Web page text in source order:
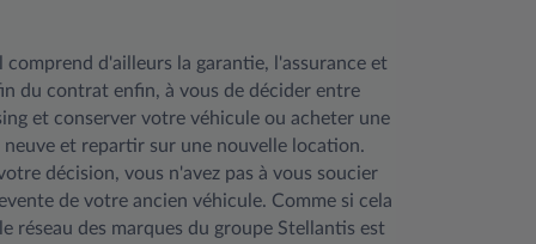
comprend d'ailleurs la garantie, l'assurance et
du contrat enfin, à vous de décider entre
et conserver votre véhicule ou acheter une
et repartir sur une nouvelle location.
décision, vous n'avez pas à vous soucier
de votre ancien véhicule. Comme si cela
réseau des marques du groupe Stellantis est